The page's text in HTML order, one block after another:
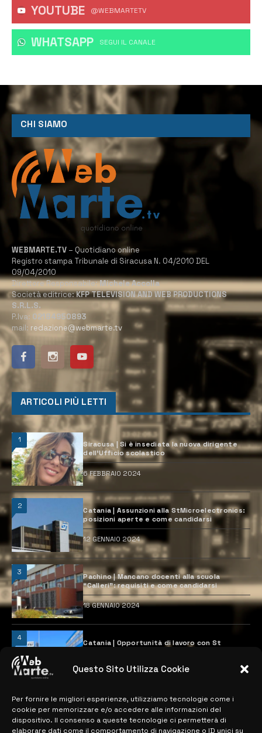
Questo Sito Utilizza Cookie
Per fornire le migliori esperienze, utilizziamo tecnologie come i
cookie per memorizzare e/o accedere alle informazioni del
dispositivo. Il consenso a queste tecnologie ci permetterà di
elaborare dati come il comportamento di navigazione o ID unici su
YOUTUBE @WEBMARTETV
WHATSAPP ‎SEGUI IL CANALE
CHI SIAMO
WEBMARTE.TV – Quotidiano online
Registro stampa Tribunale di Siracusa N. 04/2010 DEL
09/04/2010
Direttore Responsabile:Michele Accolla
Società editrice:KFP TELEVISION AND WEB PRODUCTIONS
S.R.L.S.
P.Iva: 02184950893
mail: redazione@webmarte.tv
ARTICOLI PIÙ LETTI
1
Siracusa | Si è insediata la nuova dirigente
dell’Ufficio scolastico
6 FEBBRAIO 2024
2
Catania | Assunzioni alla StMicroelectronics:
posizioni aperte e come candidarsi
12 GENNAIO 2024
3
Pachino | Mancano docenti alla scuola
“Calleri”: requisiti e come candidarsi
18 GENNAIO 2024
4
Catania | Opportunità di lavoro con St
28 MARZO 2024
MAPPA DEL SITO